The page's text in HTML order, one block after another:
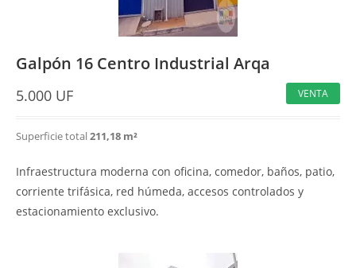
Galpón 16 Centro Industrial Arqa
5.000 UF VENTA
Superficie total211,18 m²
Infraestructura moderna con oficina, comedor, baños, patio,
corriente trifásica, red húmeda, accesos controlados y
estacionamiento exclusivo.